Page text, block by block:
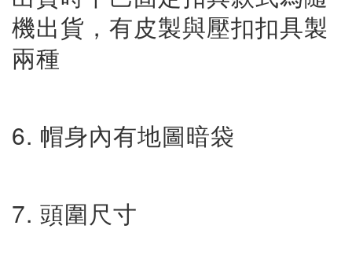
機出貨，有皮製與壓扣扣具製
兩種
6. 帽身內有地圖暗袋
7. 頭圍尺寸